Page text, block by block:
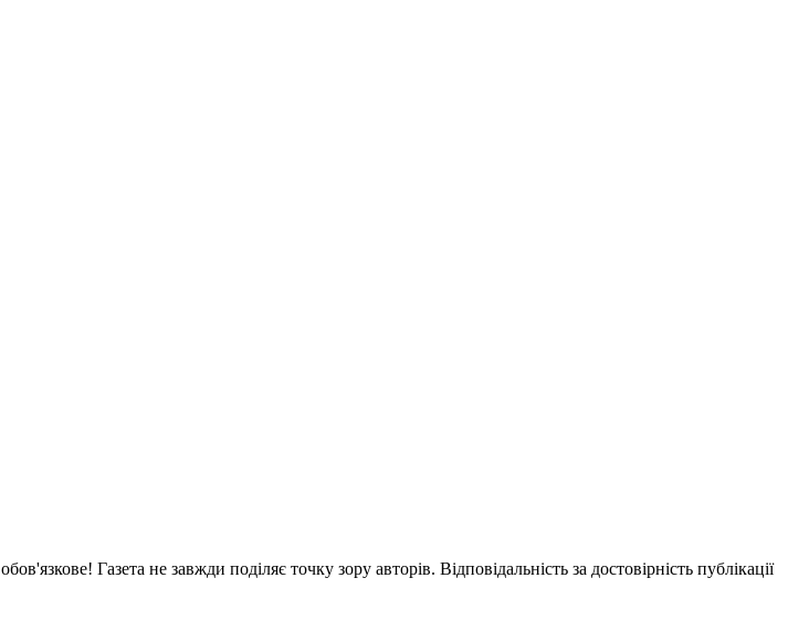
обов'язкове! Газета не завжди поділяє точку зору авторів. Відповідальність за достовірність публікації